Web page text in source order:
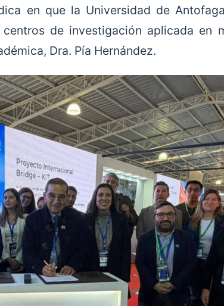
en que la Universidad de
de investigación aplicada en
Dra. Pía Hernández.